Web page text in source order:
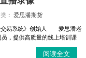
： 爱思潘期货
交易系统》创始人——爱思潘老
，提供高质量的线上培训课
阅读全文